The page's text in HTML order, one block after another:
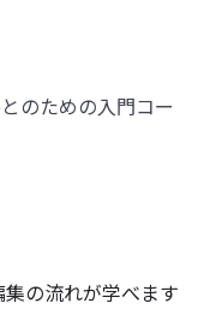
のための入門コー
の流れが学べます